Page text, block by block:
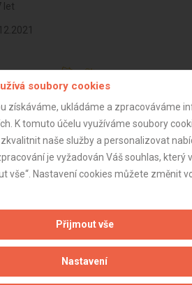
let
z portálu ARES dne 02.01.2024 05:00:18
soubory cookies
získáváme, ukládáme a zpracováváme
K tomuto účelu využíváme soubory
naše služby a personalizovat
je vyžadován Váš souhlas, který
vše“. Nastavení cookies můžete změnit
Přijmout vše
Nastavení